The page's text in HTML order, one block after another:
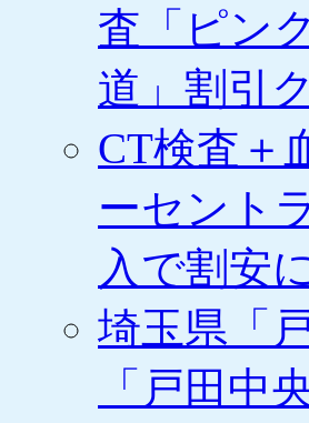
引
チ
ケ
ッ
の
販
売
始
は
査「ピン
道」割引
CT検査＋
ーセント
入で割安
埼玉県「
「戸田中